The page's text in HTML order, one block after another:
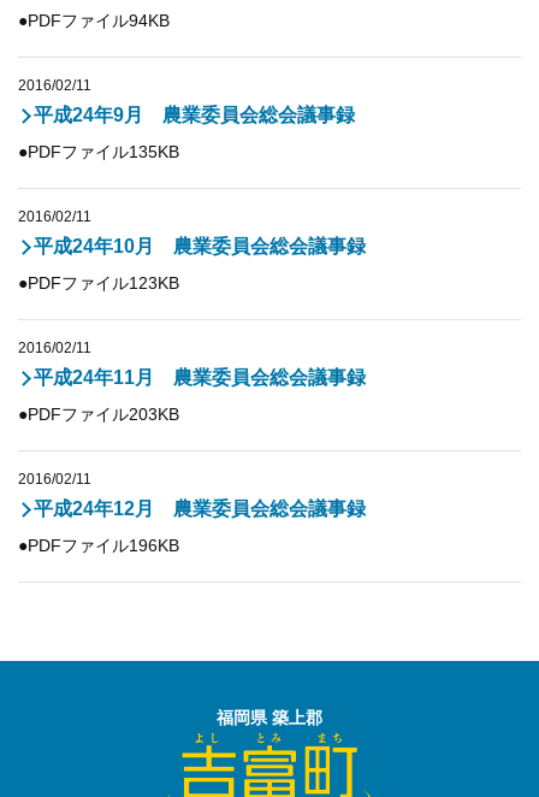
●PDFファイル94KB
平成24年9月 農業委員会総会議事録
●PDFファイル135KB
2016/02/11
平成24年10月 農業委員会総会議事録
●PDFファイル123KB
2016/02/11
平成24年11月 農業委員会総会議事録
●PDFファイル203KB
2016/02/11
平成24年12月 農業委員会総会議事録
●PDFファイル196KB
2016/02/11
福岡県 築上郡